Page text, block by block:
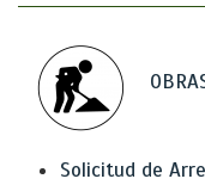
Solicitud de